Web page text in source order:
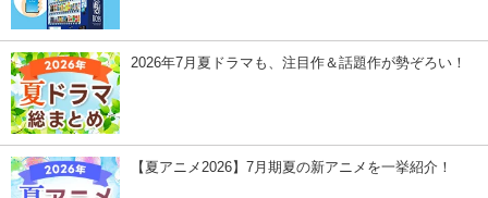
2026年7月夏ドラマも、注目作＆話題作が勢ぞろい！
【夏アニメ2026】7月期夏の新アニメを一挙紹介！